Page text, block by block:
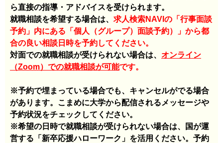
ら直接の指導・アドバイスを受けられます。
就職相談を希望する場合は、 求人検索NAVIの「行事面談
予約」内にある「個人（グループ）面談予約）」から都
合の良い相談日時を予約してください。
対面での就職相談が受けられない場合は、 オンライン
（Zoom）での就職相談が可能です。
※予約で埋まっている場合でも、キャンセルがでる場合
があります。こまめに大学から配信されるメッセージや
予約状況をチェックしてください。
※希望の日時で就職相談が受けられない場合は、国が運
営する「新卒応援ハローワーク」を活用ください。予約